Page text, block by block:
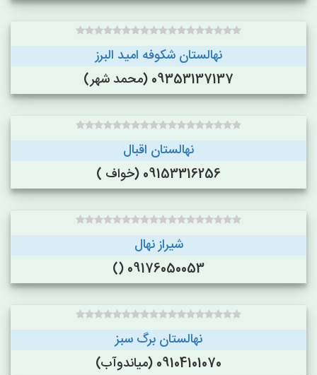
نهالستان شکوفه امید البرز
09353137137 (محمد شهر)
نهالستان اقبال
09153316256 (خواف )
شیراز نهال
09176050053 ()
نهالستان برگ سبز
09104101070 (میاندوآب)